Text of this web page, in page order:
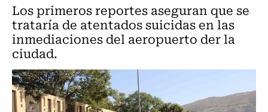
Los primeros reportes aseguran que se
trataría de atentados suicidas en las
inmediaciones del aeropuerto der la
ciudad.